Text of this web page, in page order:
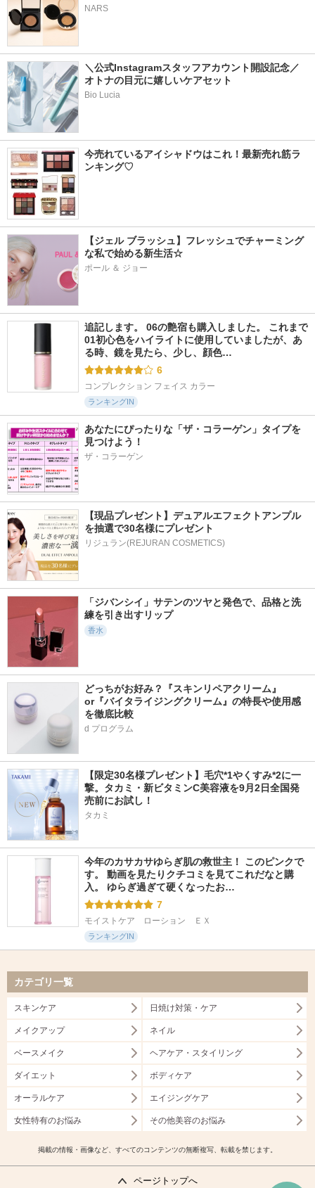
NARS
＼公式Instagramスタッフアカウント開設記念／
オトナの目元に嬉しいケアセット
Bio Lucia
今売れているアイシャドウはこれ！最新売れ筋ラ
ンキング♡
【ジェル ブラッシュ】フレッシュでチャーミング
な私で始める新生活☆
ポール ＆ ジョー
追記します。 06の艶宿も購入しました。 これまで
01初心色をハイライトに使用していましたが、あ
る時、鏡を見たら、少し、顔色…
6
コンプレクション フェイス カラー
ランキングIN
あなたにぴったりな「ザ・コラーゲン」タイプを
見つけよう！
ザ・コラーゲン
【現品プレゼント】デュアルエフェクトアンプル
を抽選で30名様にプレゼント
リジュラン(REJURAN COSMETICS)
「ジバンシイ」サテンのツヤと発色で、品格と洗
練を引き出すリップ
香水
どっちがお好み？『スキンリペアクリーム』
or『バイタライジングクリーム』の特長や使用感
を徹底比較
d プログラム
【限定30名様プレゼント】毛穴*1やくすみ*2に一
撃。タカミ・新ビタミンC美容液を9月2日全国発
売前にお試し！
タカミ
今年のカサカサゆらぎ肌の救世主！ このピンクで
す。 動画を見たりクチコミを見てこれだなと購
入。 ゆらぎ過ぎて硬くなったお…
7
モイストケア　ローション　ＥＸ
ランキングIN
カテゴリ一覧
スキンケア 日焼け対策・ケア
メイクアップ ネイル
ベースメイク ヘアケア・スタイリング
ダイエット ボディケア
オーラルケア エイジングケア
女性特有のお悩み その他美容のお悩み
掲載の情報・画像など、すべてのコンテンツの無断複写、転載を禁じます。
ページトップへ